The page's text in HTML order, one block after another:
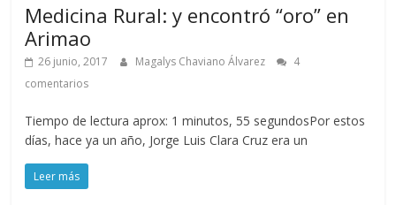
Medicina Rural: y encontró “oro” en
Arimao
26 junio, 2017 Magalys Chaviano Álvarez
4
comentarios
Tiempo de lectura aprox: 1 minutos, 55 segundosPor estos
días, hace ya un año, Jorge Luis Clara Cruz era un
Leer más